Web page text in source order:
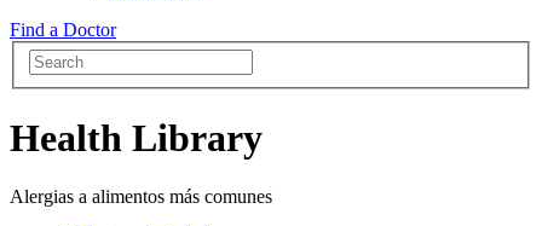
Find a Doctor
Health Library
Alergias a alimentos más comunes